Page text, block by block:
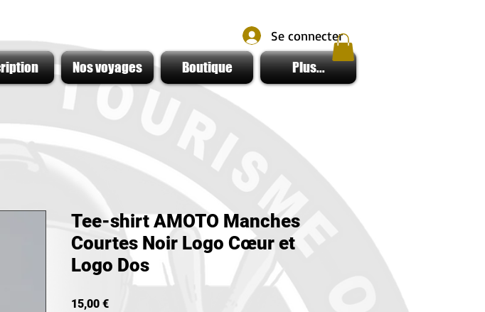
Se connecter
Nos voyages Boutique Plus...
Tee-shirt AMOTO Manches
Courtes Noir Logo Cœur et
Logo Dos
15,00 €Prix